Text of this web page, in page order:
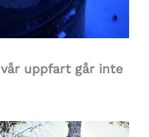
vår uppfart går inte